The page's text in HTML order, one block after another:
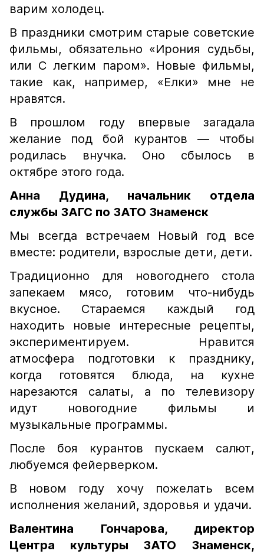
варим холодец.
В праздники смотрим старые советские
фильмы, обязательно «Ирония судьбы,
или С легким паром». Новые фильмы,
такие как, например, «Елки» мне не
нравятся.
В прошлом году впервые загадала
желание под бой курантов — чтобы
родилась внучка. Оно сбылось в
октябре этого года.
Анна Дудина, начальник отдела
службы ЗАГС по ЗАТО Знаменск
Мы всегда встречаем Новый год все
вместе: родители, взрослые дети, дети.
Традиционно для новогоднего стола
запекаем мясо, готовим что-нибудь
вкусное. Стараемся каждый год
находить новые интересные рецепты,
экспериментируем. Нравится
атмосфера подготовки к празднику,
когда готовятся блюда, на кухне
нарезаются салаты, а по телевизору
идут новогодние фильмы и
музыкальные программы.
После боя курантов пускаем салют,
любуемся фейерверком.
В новом году хочу пожелать всем
исполнения желаний, здоровья и удачи.
Валентина Гончарова, директор
Центра культуры ЗАТО Знаменск,